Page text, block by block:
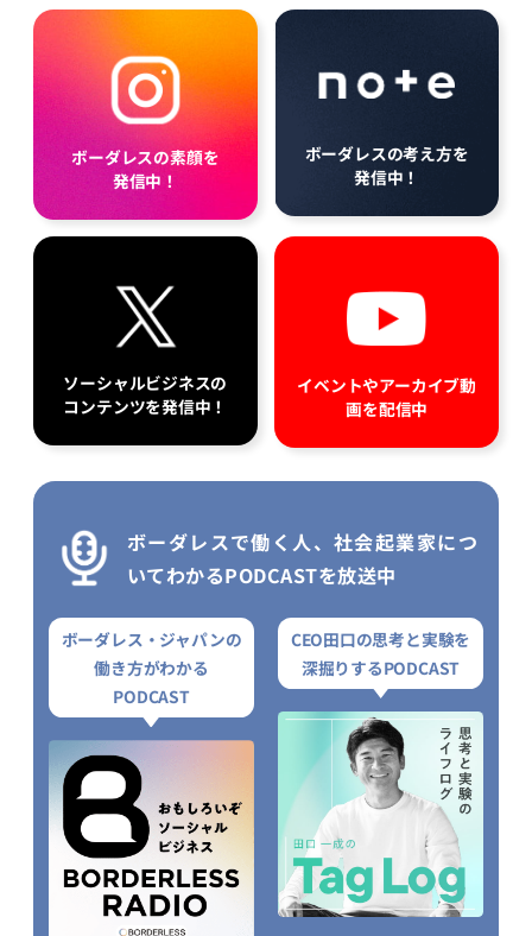
ボーダレスの素顔を
発信中！
ボーダレスの考え方を
発信中！
ソーシャルビジネスの
コンテンツを発信中！
イベントやアーカイブ動
画を配信中
ボーダレスで働く人、社会起業家につ
いてわかるPODCASTを放送中
ボーダレス・ジャパンの
働き方がわかる
PODCAST
CEO田口の思考と実験を
深掘りするPODCAST